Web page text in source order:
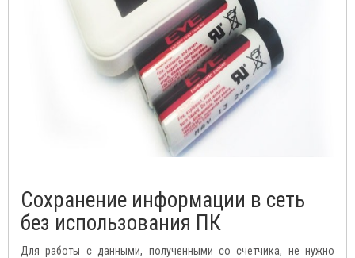
Сохранение информации в сеть
без использования ПК
Для работы с данными, полученными со счетчика, не нужно